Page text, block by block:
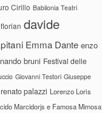
Cirillo Babilonia Teatri
davide
Emma Dante enzo
bruni Festival delle
Giovanni Testori Giuseppe
palazzi Lorenzo Loris
Marcidorjs e Famosa Mimosa